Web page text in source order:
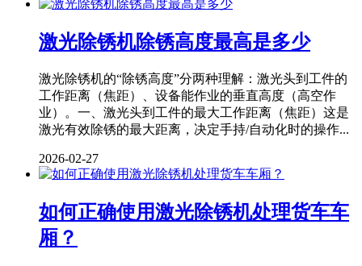
激光除锈机除锈高度最高是多少
激光除锈机的“除锈高度”分两种理解：激光头到工件的
工作距离（焦距）、设备能作业的垂直高度（高空作
业）。一、激光头到工件的最大工作距离（焦距）这是
激光有效除锈的最大距离，决定手持/自动化时的操作...
2026-02-27
如何正确使用激光除锈机处理货车车
厢？